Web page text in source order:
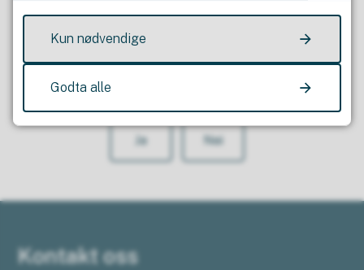
Fant du det du lette etter?
Ja Nei
Kontakt oss
Kun nødvendige
Godta alle